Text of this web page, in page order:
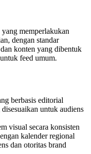
memperlakukan
dengan standar
konten yang dibentuk
feed umum.
berbasis editorial
untuk audiens
visual secara konsisten
kalender regional
dan otoritas brand